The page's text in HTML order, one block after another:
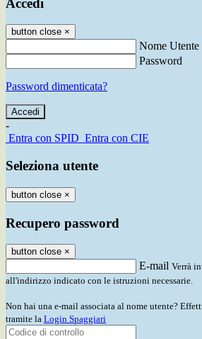
Accedi
button close ×
Nome Utente
Password
Password dimenticata?
-
Entra con SPID Entra con CIE
Seleziona utente
button close ×
Recupero password
button close ×
E-mail Verrà
all'indirizzo indicato con le istruzioni necessarie.
Non hai una e-mail associata al nome utente?
tramite la Login Spaggiari